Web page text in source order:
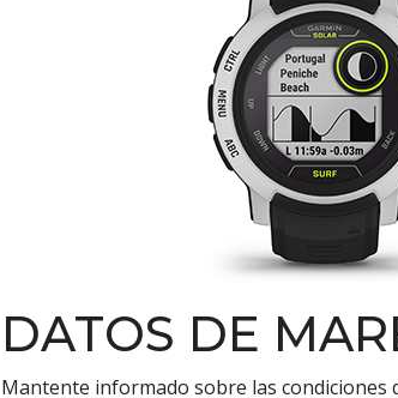
DATOS DE
Mantente informado sobre las condiciones